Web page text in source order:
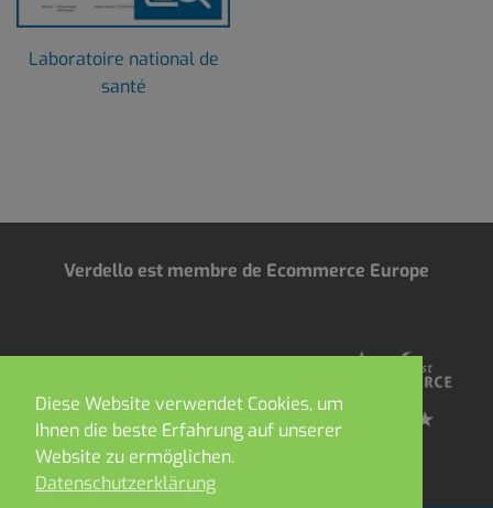
Laboratoire national de
santé
Verdello est membre de Ecommerce Europe
Diese Website verwendet Cookies, um
Ihnen die beste Erfahrung auf unserer
Website zu ermöglichen.
Datenschutzerklärung